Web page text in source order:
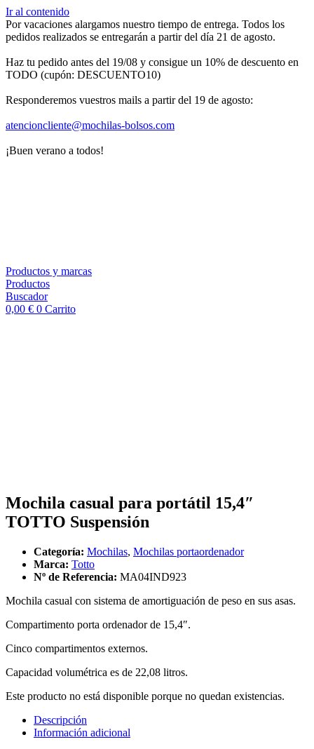
Ir al contenido
Por vacaciones alargamos nuestro tiempo de entrega. Todos los
pedidos realizados se entregarán a partir del día 21 de agosto.
Haz tu pedido antes del 19/08 y consigue un 10% de descuento en
TODO (cupón: DESCUENTO10)
Responderemos vuestros mails a partir del 19 de agosto:
atencioncliente@mochilas-bolsos.com
¡Buen verano a todos!
Productos y marcas
Productos
Buscador
0,00 € 0 Carrito
Mochila casual para portátil 15,4″
TOTTO Suspensión
Categoría: Mochilas, Mochilas portaordenador
Marca: Totto
Nº de Referencia: MA04IND923
Mochila casual con sistema de amortiguación de peso en sus asas.
Compartimento porta ordenador de 15,4″.
Cinco compartimentos externos.
Capacidad volumétrica es de 22,08 litros.
Este producto no está disponible porque no quedan existencias.
Descripción
Información adicional